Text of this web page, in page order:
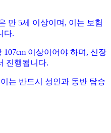
만 5세 이상이며, 이는 보험
다.
이상이어야 하며, 신장
진행됩니다.
는 반드시 성인과 동반 탑승